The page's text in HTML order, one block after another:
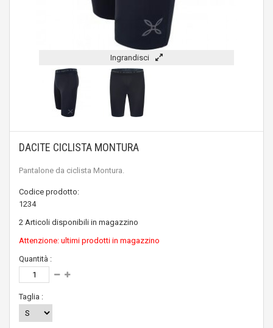
Ingrandisci
DACITE CICLISTA MONTURA
Pantalone da ciclista Montura.
Codice prodotto:
1234
2 Articoli disponibili in magazzino
Attenzione: ultimi prodotti in magazzino
Quantità :
Taglia :